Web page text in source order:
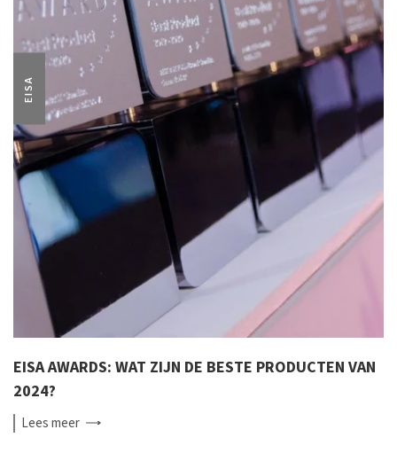
EISA
EISA AWARDS: WAT ZIJN DE BESTE PRODUCTEN VAN
2024?
Leesmeer